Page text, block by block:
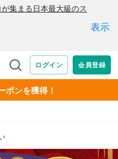
ポンを獲得！